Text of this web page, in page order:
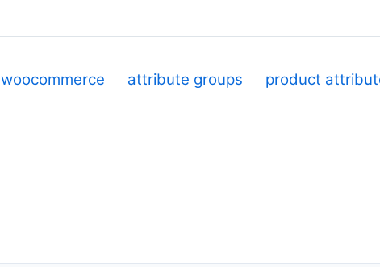
woocommerce attribute groups product